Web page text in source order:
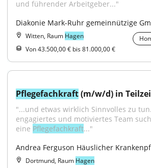
und führender Arbeitgeber..."
Diakonie Mark-Ruhr gemeinnützige
Witten, Raum Hagen
Von 43.500,00 € bis 81.000,00 €
Pflegefachkraft (m/w/d) in
"...und etwas wirklich Sinnvolles zu
engagiertes und motiviertes Team
eine Pflegefachkraft..."
Andrea Ferguson Häuslicher
Dortmund, Raum Hagen